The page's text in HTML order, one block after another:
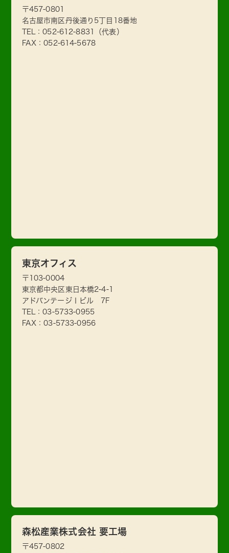
〒457-0801
名古屋市南区丹後通り5丁目18番地
TEL：052-612-8831
（代表）
FAX：052-614-5678
東京オフィス
〒103-0004
東京都中央区東日本橋2-4-1
アドバンテージⅠビル 7F
TEL：03-5733-0955
FAX：03-5733-0956
森松産業株式会社 要工場
〒457-0802